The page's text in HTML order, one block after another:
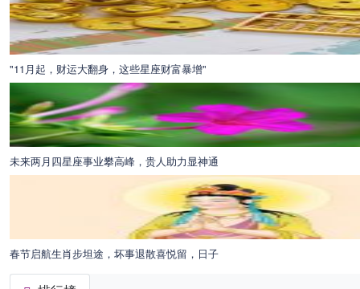
"11月起，财运大翻身，这些星座财富暴增"
未来两月四星座事业攀高峰，贵人助力显神通
春节启航生肖步坦途，坏事退散喜悦留，日子